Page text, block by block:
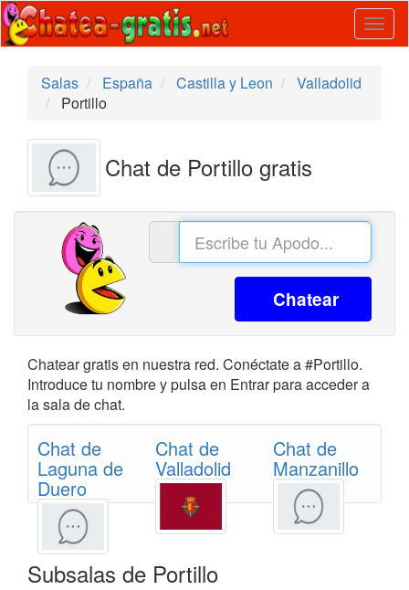
Salas
España Castilla y Leon
Valladolid
Portillo
Chat de Portillo gratis
Chatear
Chatear gratis en nuestra red. Conéctate a #Portillo.
Introduce tu nombre y pulsa en Entrar para acceder a
la sala de chat.
Chat de
Laguna de
Duero
Chat de
Valladolid
Chat de
Manzanillo
Subsalas de Portillo